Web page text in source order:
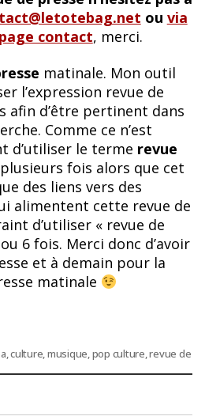
ou via
contact, merci.
matinale. Mon outil
l’expression revue de
afin d’être pertinent dans
Comme ce n’est
d’utiliser le terme revue
fois alors que cet
des liens vers des
alimentent cette revue de
d’utiliser « revue de
6 fois. Merci donc d’avoir
et à demain pour la
matinale
,culture musique pop culture ,revue de